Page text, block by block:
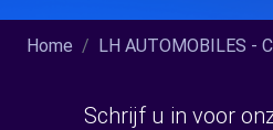
Home LH AUTOMOBILES -
Schrijf u in voor